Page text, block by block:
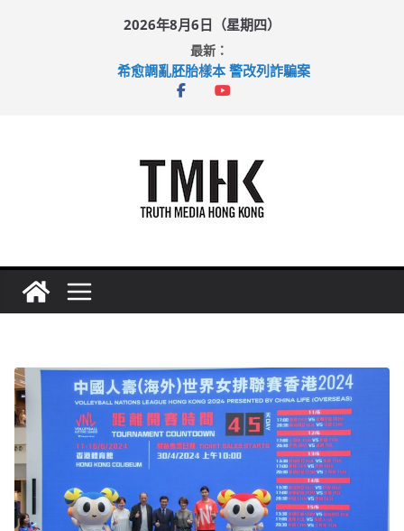
2026年8月6日（星期四）
最新：
希愈調亂胚胎樣本 警改列詐騙案
足球盛會次場激戰 祖雲達斯挫車路士